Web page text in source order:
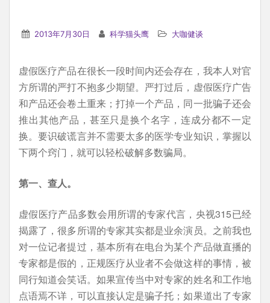
2013年7月30日 科学猫头鹰 大咖健谈
虚假医疗产品在很长一段时间内还会存在，我本人对官
方所谓的严打不抱多少期望。严打过后，虚假医疗广告
和产品还会卷土重来；打掉一个产品，同一批骗子还会
推出其他产品，甚至只是换个名字，连成分都不一定
换。要识破谎言并不需要太多的医学专业知识，掌握以
下两个窍门，就可以轻松破解多数骗局。
第一、查人。
虚假医疗产品多数会用所谓的专家代言，央视315已经
揭露了，很多所谓的专家其实都是业余演员。之前我也
对一位记者提过，基本所有在电台为某个产品做直播的
专家都是假的，正规医疗从业者不会做这样的事情，被
同行知道会笑话。如果宣传当中对专家的姓名和工作地
点语焉不详，可以直接认定是骗子托；如果道出了专家